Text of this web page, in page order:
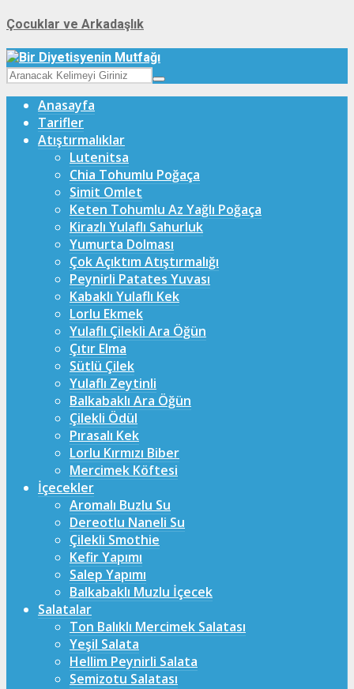
Çocuklar ve Arkadaşlık
Anasayfa
Tarifler
Atıştırmalıklar
Lutenitsa
Chia Tohumlu Poğaça
Simit Omlet
Keten Tohumlu Az Yağlı Poğaça
Kirazlı Yulaflı Sahurluk
Yumurta Dolması
Çok Açıktım Atıştırmalığı
Peynirli Patates Yuvası
Kabaklı Yulaflı Kek
Lorlu Ekmek
Yulaflı Çilekli Ara Öğün
Çıtır Elma
Sütlü Çilek
Yulaflı Zeytinli
Balkabaklı Ara Öğün
Çilekli Ödül
Pırasalı Kek
Lorlu Kırmızı Biber
Mercimek Köftesi
İçecekler
Aromalı Buzlu Su
Dereotlu Naneli Su
Çilekli Smothie
Kefir Yapımı
Salep Yapımı
Balkabaklı Muzlu İçecek
Salatalar
Ton Balıklı Mercimek Salatası
Yeşil Salata
Hellim Peynirli Salata
Semizotu Salatası